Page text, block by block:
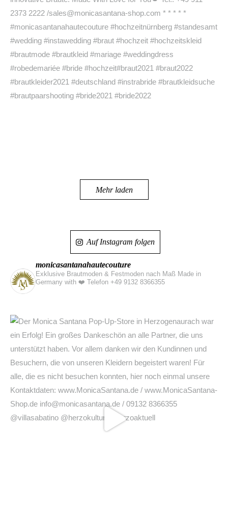
Mehr laden
Auf Instagram folgen
monicasantanahautecouture
Exklusive Brautmoden & Festmoden nach Maß Made in
Germany with ❤️ Telefon +49 9132 8366355